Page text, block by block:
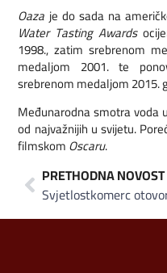
Oaza je do sada na
Water Tasting Awards
1998., zatim srebrenom
medaljom 2001. te
srebrenom medaljom 2015.
Međunarodna smotra voda
od najvažnijih u svijetu.
filmskomOscaru.
PRETHODNA NOVOST